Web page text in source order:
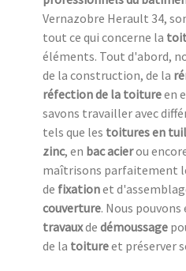
Vernazobre Herault 34,
tout ce qui concerne la
éléments. Tout d'abord,
de la construction, de la
réfection de la toitureen
savons travailler avec
tels que les toitures en
zinc, en bac acierou
maîtrisons parfaitement
de fixationet
couverture. Nous
travauxde démoussage
de la toitureet préserver